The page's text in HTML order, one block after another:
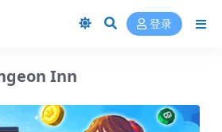
登录
Inn